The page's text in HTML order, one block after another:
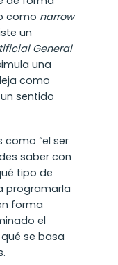
como narrow
un
General
una
como
sentido
como “el ser
saber con
tipo de
programarla
forma
el
se basa